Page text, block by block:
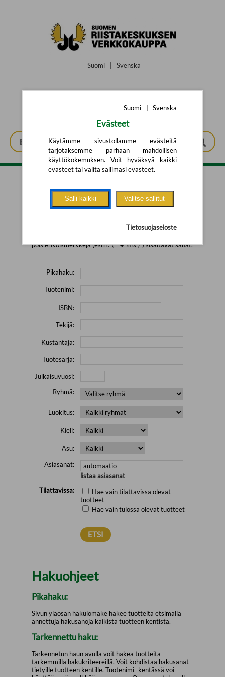
Suomi Svenska
Tarkennettu haku
pois erikoismerkkejä (esim. \' " # % & / ) sisältävät sanat.
Pikahaku:
Tuotenimi:
ISBN:
Tekijä:
Kustantaja:
Tuotesarja:
Julkaisuvuosi:
Ryhmä:
Luokitus:
Kieli:
Asu:
Asiasanat:
listaa asiasanat
Tilattavissa:
Hae vain tilattavissa olevat
tuotteet
Hae vain tulossa olevat tuotteet
Hakuohjeet
Pikahaku:
Sivun yläosan hakulomake hakee tuotteita etsimällä
annettuja hakusanoja kaikista tuotteen kentistä.
Tarkennettu haku:
Tarkennetun haun avulla voit hakea tuotteita
tarkemmilla hakukriteereillä. Voit kohdistaa hakusanat
tietyille tuotteen kentille. Tuotenimi -kentässä voi
Suomi Svenska
Evästeet
Käytämme sivustollamme evästeitä
tarjotaksemme parhaan mahdollisen
käyttökokemuksen. Voit hyväksyä kaikki
evästeet tai valita sallimasi evästeet.
Salli kaikki Valitse sallitut
Tietosuojaseloste